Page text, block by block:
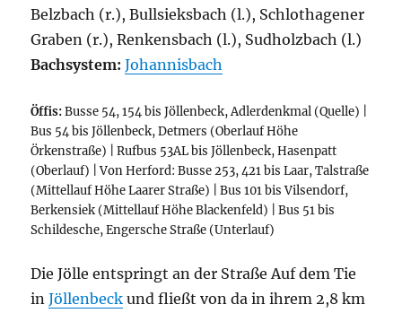
Belzbach (r.), Bullsieksbach (l.), Schlothagener
Graben (r.), Renkensbach (l.), Sudholzbach (l.)
Bachsystem:Johannisbach
Öffis:Busse 54, 154 bis Jöllenbeck, Adlerdenkmal (Quelle) |
Bus 54 bis Jöllenbeck, Detmers (Oberlauf Höhe
Örkenstraße) | Rufbus 53AL bis Jöllenbeck, Hasenpatt
(Oberlauf) | Von Herford: Busse 253, 421 bis Laar, Talstraße
(Mittellauf Höhe Laarer Straße) | Bus 101 bis Vilsendorf,
Berkensiek (Mittellauf Höhe Blackenfeld) | Bus 51 bis
Schildesche, Engersche Straße (Unterlauf)
Die Jölle entspringt an der Straße Auf dem Tie
inJöllenbeck und fließt von da in ihrem 2,8 km